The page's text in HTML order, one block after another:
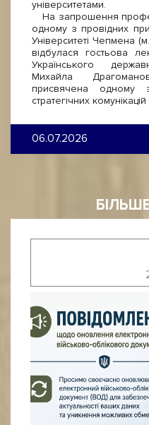
університетами.
На запрошення
одному з провідних
Університеті Чепмена
відбулася гостьова
Українського
Михайла
присвячена одному
стратегічних
06.07.2026